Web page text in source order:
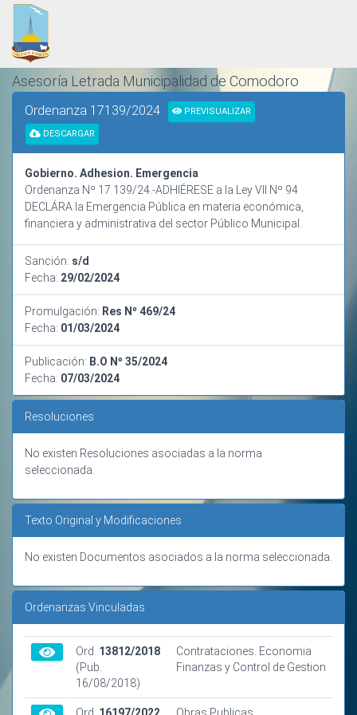
Asesoría Letrada Municipalidad de Comodoro
ORDENAMIENTO Y SISTEMATIZACIÓN NORMATIVA
Ordenanza 17139/2024 PREVISUALIZAR
DESCARGAR
Gobierno. Adhesion. Emergencia
Ordenanza Nº 17.139/24.-ADHIÉRESE a la Ley VII Nº 94
DECLÁRA la Emergencia Pública en materia económica,
financiera y administrativa del sector Público Municipal.
Sanción: s/d
Fecha: 29/02/2024
Promulgación: Res Nº 469/24
Fecha: 01/03/2024
Publicación: B.O Nº 35/2024
Fecha: 07/03/2024
Resoluciones
No existen Resoluciones asociadas a la norma
seleccionada.
Texto Original y Modificaciones
No existen Documentos asociados a la norma seleccionada.
Ordenanzas Vinculadas
Ord. 13812/2018
(Pub.
16/08/2018)
Contrataciones. Economia
Finanzas y Control de Gestion